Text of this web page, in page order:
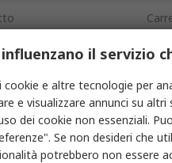
il servizio
cookie e altre tecnologie per
e visualizzare annunci su
dei cookie non essenziali.
Se non desideri che
potrebbero non essere